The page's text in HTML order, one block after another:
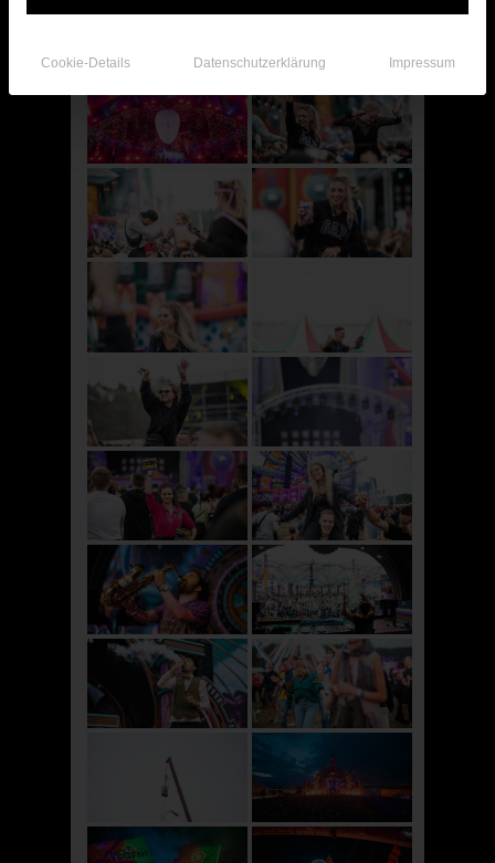
Cookie-Details Datenschutzerklärung Impressum